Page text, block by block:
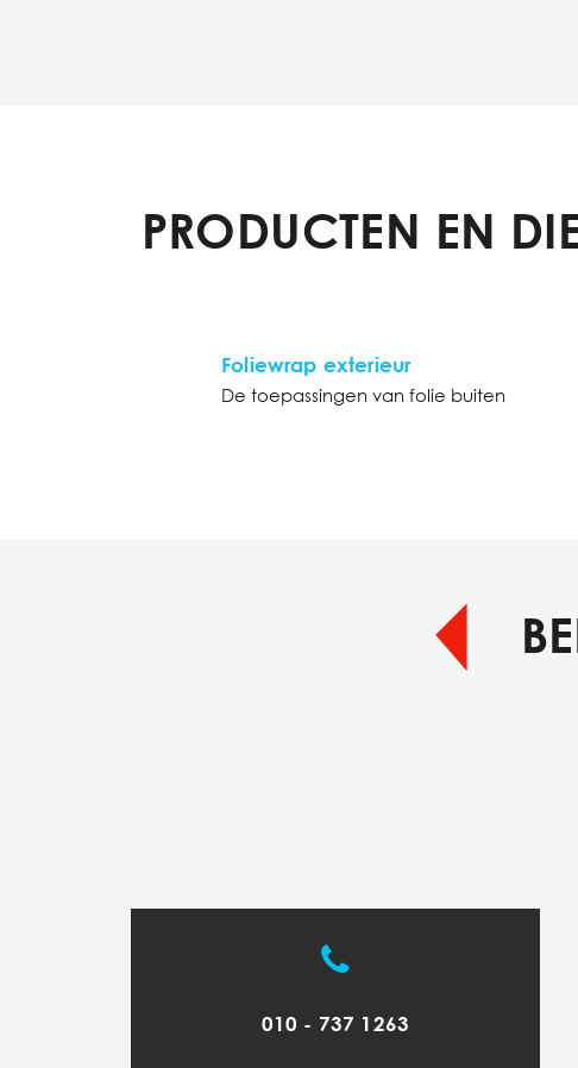
PRODUCTEN EN
Foliewrap exterieur
De toepassingen van folie buiten
010 - 737 1263